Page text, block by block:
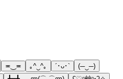
≖‿≖ ｡^‿^｡ ´･ᴗ･`
(─‿─)